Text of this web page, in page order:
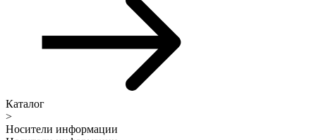
Каталог
>
Носители информации